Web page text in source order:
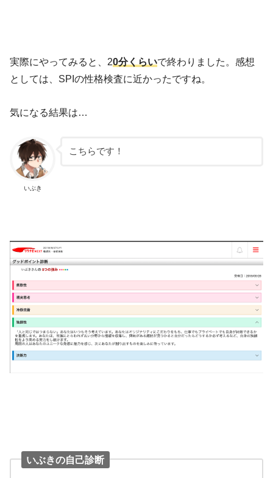
実際にやってみると、20分くらいで終わりました。感想
としては、SPIの性格検査に近かったですね。
気になる結果は…
いぶき
こちらです！
いぶきの自己診断